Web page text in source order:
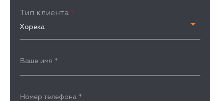
Тип клиента *
Хорека
Ваше имя *
Номер телефона *